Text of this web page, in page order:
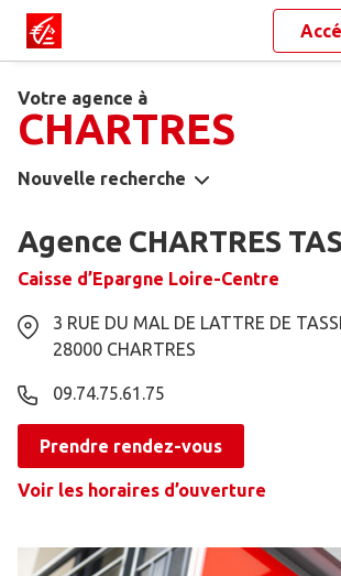
Votre agence à
CHARTRES
Nouvelle recherche
Agence CHARTRES
Caisse d’Epargne Loire-Centre
3 RUE DU MAL DE LATTRE DE
28000 CHARTRES
09.74.75.61.75
Prendre rendez-vous
Voir les horaires d’ouverture